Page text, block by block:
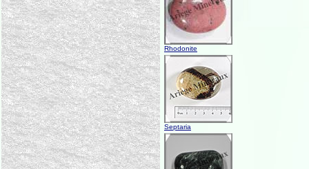
Rhodonite
Septaria